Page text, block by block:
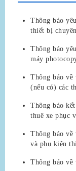
Thông báo
thiết bị
Thông báo
máy
Thông báo về
(nếu có) các
Thông báo
thuê xe phục
Thông báo về
và phụ kiện
Thông báo về